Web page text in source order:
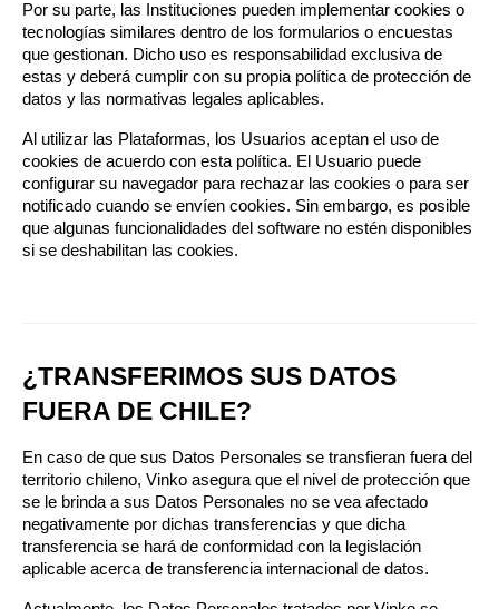
Por su parte, las Instituciones pueden implementar cookies o
tecnologías similares dentro de los formularios o encuestas
que gestionan. Dicho uso es responsabilidad exclusiva de
estas y deberá cumplir con su propia política de protección de
datos y las normativas legales aplicables.
Al utilizar las Plataformas, los Usuarios aceptan el uso de
cookies de acuerdo con esta política. El Usuario puede
configurar su navegador para rechazar las cookies o para ser
notificado cuando se envíen cookies. Sin embargo, es posible
que algunas funcionalidades del software no estén disponibles
si se deshabilitan las cookies.
¿TRANSFERIMOS SUS DATOS
FUERA DE CHILE?
En caso de que sus Datos Personales se transfieran fuera del
territorio chileno, Vinko asegura que el nivel de protección que
se le brinda a sus Datos Personales no se vea afectado
negativamente por dichas transferencias y que dicha
transferencia se hará de conformidad con la legislación
aplicable acerca de transferencia internacional de datos.